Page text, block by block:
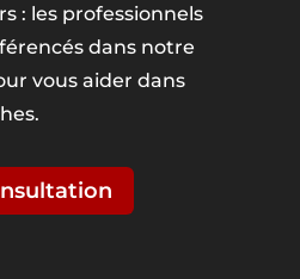
: les professionnels
dans notre
vous aider dans